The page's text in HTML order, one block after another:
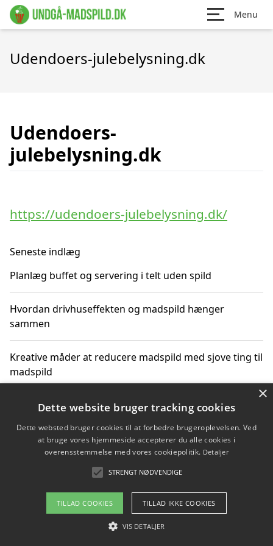
Menu
Udendoers-julebelysning.dk
Udendoers-
julebelysning.dk
https://udendoers-julebelysning.dk/
Seneste indlæg
Planlæg buffet og servering i telt uden spild
Hvordan drivhuseffekten og madspild hænger
sammen
Kreative måder at reducere madspild med sjove ting til
madspild
Sjove måder at reducere madspild med aktiviteter for
Hvor finder jeg nemme måltidskasser i Vejle
Copyright 2026 - Pilanto Aps
Om / kontakt
Blog Betingelser
×
Dette website bruger tracking cookies
Dette websted bruger cookies til at forbedre brugeroplevelsen. Ved
at bruge vores hjemmeside accepterer du alle cookies i
overensstemmelse med vores cookiepolitik. Detaljer
STRENGT NØDVENDIGE
TILLAD COOKIES TILLAD IKKE COOKIES
VIS DETALJER